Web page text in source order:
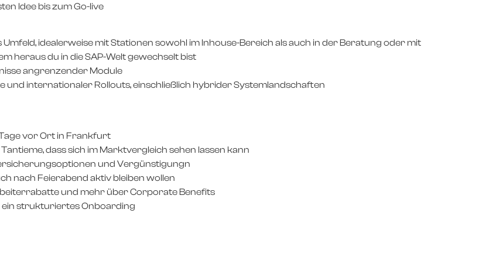
Idee bis zum Go-live
idealerweise mit Stationen sowohl im Inhouse-Bereich als auch in der Beratung oder mit
heraus du in die SAP-Welt gewechselt bist
angrenzender Module
internationaler Rollouts, einschließlich hybrider Systemlandschaften
vor Ort in Frankfurt
dass sich im Marktvergleich sehen lassen kann
und Vergünstigungn
nach Feierabend aktiv bleiben wollen
und mehr über Corporate Benefits
ein strukturiertes Onboarding